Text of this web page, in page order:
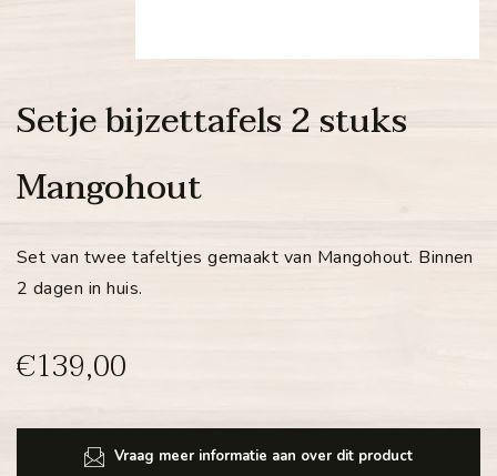
Setje bijzettafels 2 stuks
Mangohout
Set van twee tafeltjes gemaakt van Mangohout. Binnen
2 dagen in huis.
€139,00
Vraag meer informatie aan over dit product